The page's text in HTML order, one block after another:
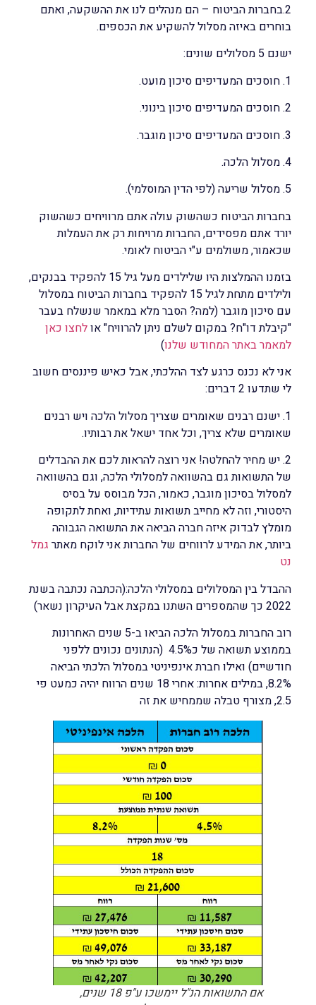
2.בחברות הביטוח – הם מנהלים לנו את ההשקעה, ואתם
בוחרים באיזה מסלול להשקיע את הכספים.
ישנם 5 מסלולים שונים:
1. חוסכים המעדיפים סיכון מועט.
2. חוסכים המעדיפים סיכון בינוני.
3. חוסכים המעדיפים סיכון מוגבר.
4. מסלול הלכה.
5. מסלול שריעה (לפי הדין המוסלמי).
בחברות הביטוח כשהשוק עולה אתם מרוויחים כשהשוק
יורד אתם מפסידים, החברות מרויחות רק את העמלות
שכאמור, משולמים ע"י הביטוח לאומי.
בזמנו ההמלצות היו שלילדים מעל גיל 15 להפקיד בבנקים,
ולילדים מתחת לגיל 15 להפקיד בחברות הביטוח במסלול
עם סיכון מוגבר (למה? הסבר מלא במאמר שנשלח בעבר
"קיבלת דו"ח? במקום לשלם ניתן להרוויח" אולחצו כאן
למאמר באתר המחודש שלנו)
אני לא נכנס כרגע לצד ההלכתי, אבל כאיש פיננסים חשוב
לי שתדעו 2 דברים:
1. ישנם רבנים שאומרים שצריך מסלול הלכה ויש רבנים
שאומרים שלא צריך, וכל אחד ישאל את רבותיו.
2. יש מחיר להחלטה! אני רוצה להראות לכם את ההבדלים
של התשואות גם בהשוואה למסלולי הלכה, וגם בהשוואה
למסלול בסיכון מוגבר, כאמור, הכל מבוסס על בסיס
היסטורי, וזה לא מחייב תשואות עתידיות, ואחת לתקופה
מומלץ לבדוק איזה חברה הביאה את התשואה הגבוהה
ביותר, את המידע לרווחים של החברות אני לוקח מאתר גמל
נט
ההבדל בין המסלולים במסלולי הלכה:(הכתבה נכתבה בשנת
2022 כך שהמספרים השתנו במקצת אבל העיקרון נשאר)
רוב החברות במסלול הלכה הביאו ב-5 שנים האחרונות
בממוצע תשואה של כ4.5% (הנתונים נכונים ללפני
חודשיים) ואילו חברת אינפיניטי במסלול הלכתי הביאה
8.2%, במילים אחרות: אחרי 18 שנים הרווח יהיה כמעט פי
2.5, מצורף טבלה שממחיש את זה
אם התשואות הנ"ל יימשכו ע"פ 18 שנים,